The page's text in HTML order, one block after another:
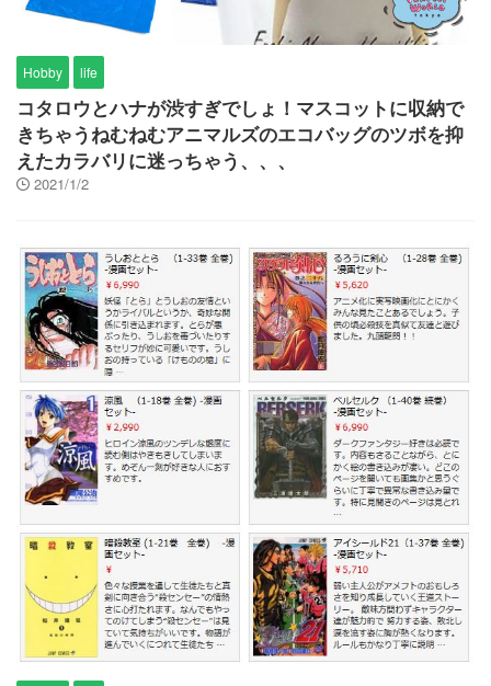
Hobby life
コタロウとハナが渋すぎでしょ！マスコットに収納で
きちゃうねむねむアニマルズのエコバッグのツボを抑
えたカラバリに迷っちゃう、、、
2021/1/2